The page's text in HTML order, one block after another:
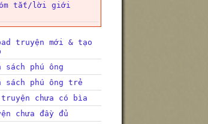
tắt/lời giới
truyện mới & tạo
sách phú ông
sách phú ông trẻ
truyện chưa có bìa
chưa đầy đủ